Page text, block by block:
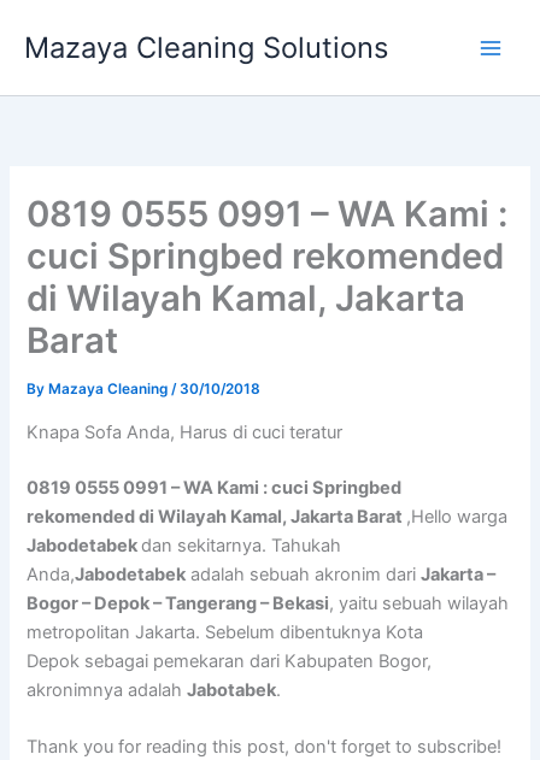
Mazaya Cleaning Solutions
0819 0555 0991 – WA Kami :
cuci Springbed rekomended
di Wilayah Kamal, Jakarta
Barat
By Mazaya Cleaning/30/10/2018
Knapa Sofa Andа, Hаruѕ di cuci teratur
0819 0555 0991 – WA Kami : cuci Springbed
rekomended di Wilayah Kamal, Jakarta Barat ,Hello warga
Jabodetabekdan sekitarnya. Tahukah
Anda,Jabodetabek adalah sebuah akronim dariJakarta –
Bogor – Depok – Tangerang – Bekasi, yaitu sebuah wilayah
metropolitan Jakarta. Sebelum dibentuknya Kota
Depok sebagai pemekaran dari Kabupaten Bogor,
akronimnya adalahJabotabek.
Thank you for reading this post, don't forget to subscribe!